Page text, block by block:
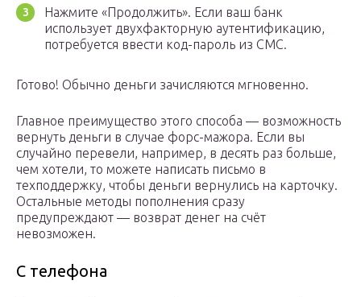
Нажмите «Продолжить». Если ваш банк
использует двухфакторную аутентификацию,
потребуется ввести код-пароль из СМС.
Готово! Обычно деньги зачисляются мгновенно.
Главное преимущество этого способа — возможность
вернуть деньги в случае форс-мажора. Если вы
случайно перевели, например, в десять раз больше,
чем хотели, то можете написать письмо в
техподдержку, чтобы деньги вернулись на карточку.
Остальные методы пополнения сразу
предупреждают — возврат денег на счёт
невозможен.
С телефона